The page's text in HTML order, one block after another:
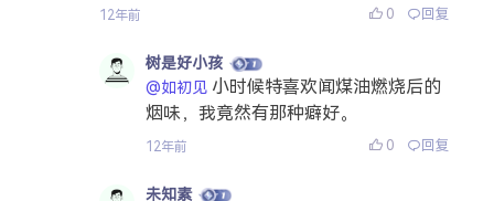
12年前 0 回复
树是好小孩
@如初见 小时候特喜欢闻煤油燃烧后的
烟味，我竟然有那种癖好。
12年前 0 回复
未知素